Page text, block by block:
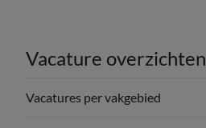
Vacature overzichten
Vacatures per vakgebied